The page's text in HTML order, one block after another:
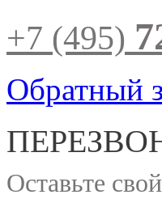
+7 (495)
Обратный
Оставьте